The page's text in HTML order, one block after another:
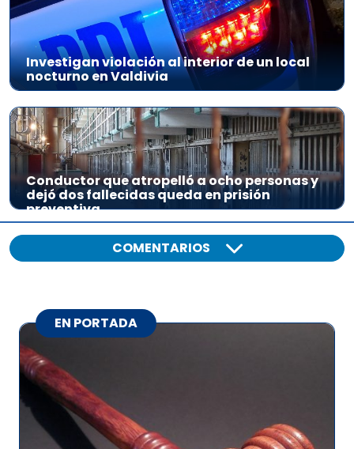
Investigan violación al interior de un local
nocturno en Valdivia
Conductor que atropelló a ocho personas y
dejó dos fallecidas queda en prisión
preventiva
COMENTARIOS
EN PORTADA